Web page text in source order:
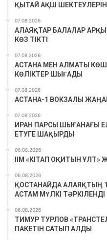
ҚЫТАЙ АҚШ
07.08.2026
АЛАЯҚТАР БАЛАЛАР
КӨЗ ТІКТІ
07.08.2026
АСТАНА МЕН АЛМАТЫ
КӨЛІКТЕР ШЫҒАДЫ
07.08.2026
АСТАНА-1 ВОКЗАЛЫ
07.08.2026
ИРАН ПАРСЫ ШЫҒАНАҒЫ
ЕТУГЕ ШАҚЫРДЫ
06.08.2026
ІІМ «КІТАП ОҚИТЫН
06.08.2026
ҚОСТАНАЙДА АЛАЯҚТЫҢ
АСТАМ МҮЛКІ ТӘРКІЛЕНДІ
06.08.2026
ТИМУР ТУРЛОВ
ПАКЕТІН САТЫП АЛДЫ